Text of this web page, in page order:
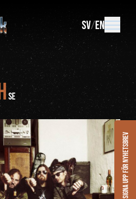
SV EN
SE
Signa upp för nyhetsbrev